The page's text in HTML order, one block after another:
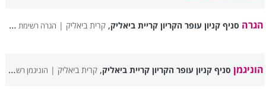
הגרה סניף קניון עופר הקריון קריית ביאליק,קרית ביאליק | הגרה רשימת סניפים
הוניגמן סניף קניון עופר הקריון קריית ביאליק,קרית ביאליק | הוניגמן רשימת סניפים